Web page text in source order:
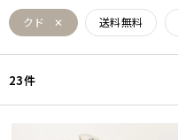
クド 送料無料
23件